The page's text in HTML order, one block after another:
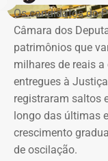
O acordo foi
Latina, Márcio
custos para o
direta da empresa.
Entre as áreas
aplicada em
sistemas de apoio
computacional e
Os candidatos do
Câmara dos
patrimônios que
milhares de reais
entregues à
registraram saltos
longo das últimas
crescimento
de oscilação.